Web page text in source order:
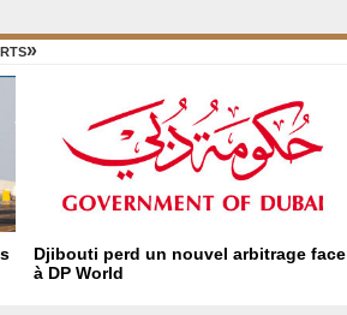
Djibouti perd un nouvel arbitrage face
à DP World